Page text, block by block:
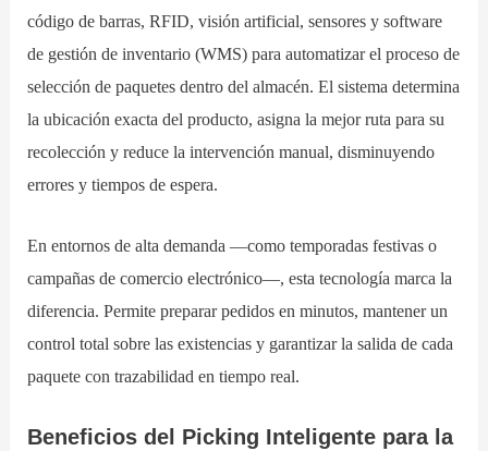
código de barras, RFID, visión artificial, sensores y software
de gestión de inventario (WMS) para automatizar el proceso de
selección de paquetes dentro del almacén. El sistema determina
la ubicación exacta del producto, asigna la mejor ruta para su
recolección y reduce la intervención manual, disminuyendo
errores y tiempos de espera.
En entornos de alta demanda —como temporadas festivas o
campañas de comercio electrónico—, esta tecnología marca la
diferencia. Permite preparar pedidos en minutos, mantener un
control total sobre las existencias y garantizar la salida de cada
paquete con trazabilidad en tiempo real.
Beneficios del Picking Inteligente para la